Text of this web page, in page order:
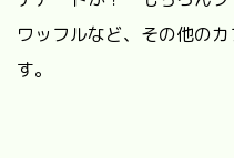
ワッフルなど、その他の
す。